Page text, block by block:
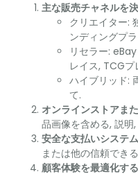
主な販売チャネルを
クリエイター:
ンディングプ
リセラー:
レイス, TCG
ハイブリッド:
て.
オンラインストアま
品画像を含める, 説明
安全な支払いシステ
または他の信頼でき
顧客体験を最適化す